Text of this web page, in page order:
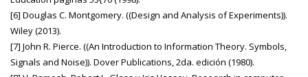
[6] Douglas C. Montgomery. ((Design and Analysis of Experiments)).
Wiley (2013).
[7] John R. Pierce. ((An Introduction to Information Theory. Symbols,
Signals and Noise)). Dover Publications, 2da. edición (1980).